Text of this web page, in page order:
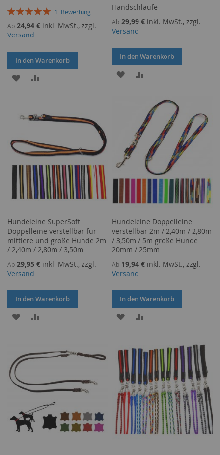
Bewertung:
1 Bewertung
Ab 24,94 € inkl. MwSt., zzgl.
Versand
In den Warenkorb
ZUR
HINZUFÜGENHINZUFÜGEN
Handschlaufe
Ab 29,99 € inkl. MwSt., zzgl.
Versand
In den Warenkorb
ZUR
HINZUFÜGENHINZUFÜGEN
Hundeleine SuperSoft
Doppelleine verstellbar für
mittlere und große Hunde 2m
/ 2,40m / 2,80m / 3,50m
Ab 29,95 € inkl. MwSt., zzgl.
Versand
In den Warenkorb
ZUR
HINZUFÜGEN
HINZUFÜGEN
Hundeleine Doppelleine
verstellbar 2m / 2,40m / 2,80m
/ 3,50m / 5m große Hunde
20mm / 25mm
Ab 19,94 € inkl. MwSt., zzgl.
Versand
In den Warenkorb
ZUR
HINZUFÜGEN
HINZUFÜGEN